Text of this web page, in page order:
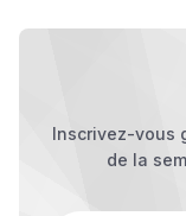
Inscrivez-vous
de la